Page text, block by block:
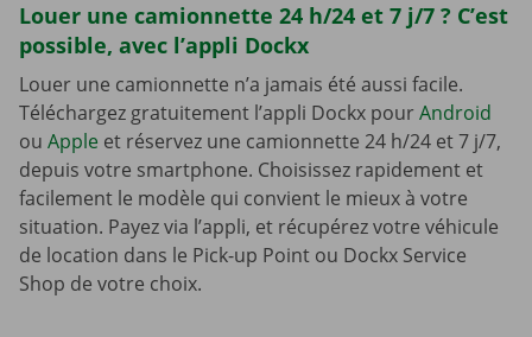
Louer une camionnette 24 h/24 et 7 j/7 ? C’est
possible, avec l’appli Dockx
Louer une camionnette n’a jamais été aussi facile.
Téléchargez gratuitement l’appli Dockx pourAndroid
ou Apple et réservez une camionnette 24 h/24 et 7 j/7,
depuis votre smartphone. Choisissez rapidement et
facilement le modèle qui convient le mieux à votre
situation. Payez via l’appli, et récupérez votre véhicule
de location dans le Pick-up Point ou Dockx Service
Shop de votre choix.